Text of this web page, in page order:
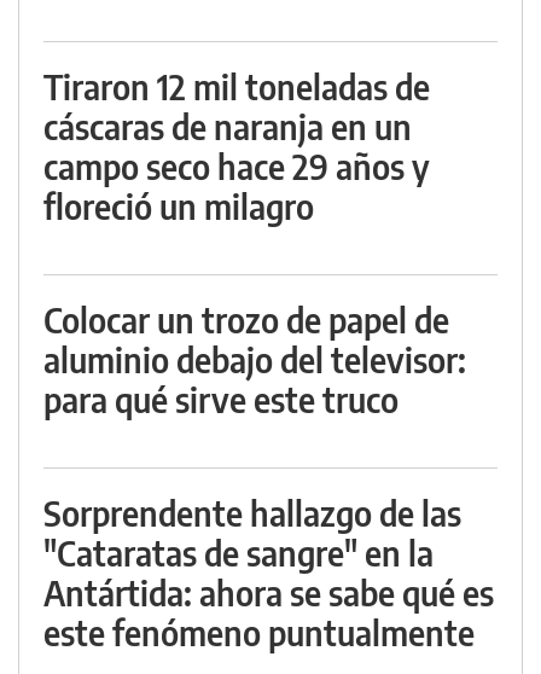
Tiraron 12 mil toneladas de
cáscaras de naranja en un
campo seco hace 29 años y
floreció un milagro
Colocar un trozo de papel de
aluminio debajo del televisor:
para qué sirve este truco
Sorprendente hallazgo de las
"Cataratas de sangre" en la
Antártida: ahora se sabe qué es
este fenómeno puntualmente